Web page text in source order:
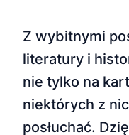
Z wybitnymi
literatury i
nie tylko na
niektórych z
posłuchać.